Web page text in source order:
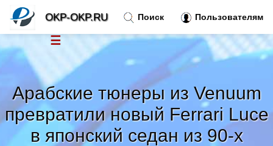
Арабские тюнеры из Venuum
превратили новый Ferrari Luce
в японский седан из 90-х
Поиск Пользователям
OKP-OKP.RU
☰
Новости
Тренды новостей»
Рубрики»